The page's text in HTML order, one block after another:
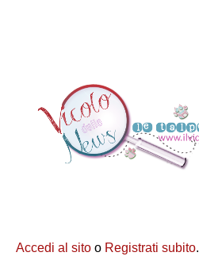
Accedi al sito o Registrati subito.